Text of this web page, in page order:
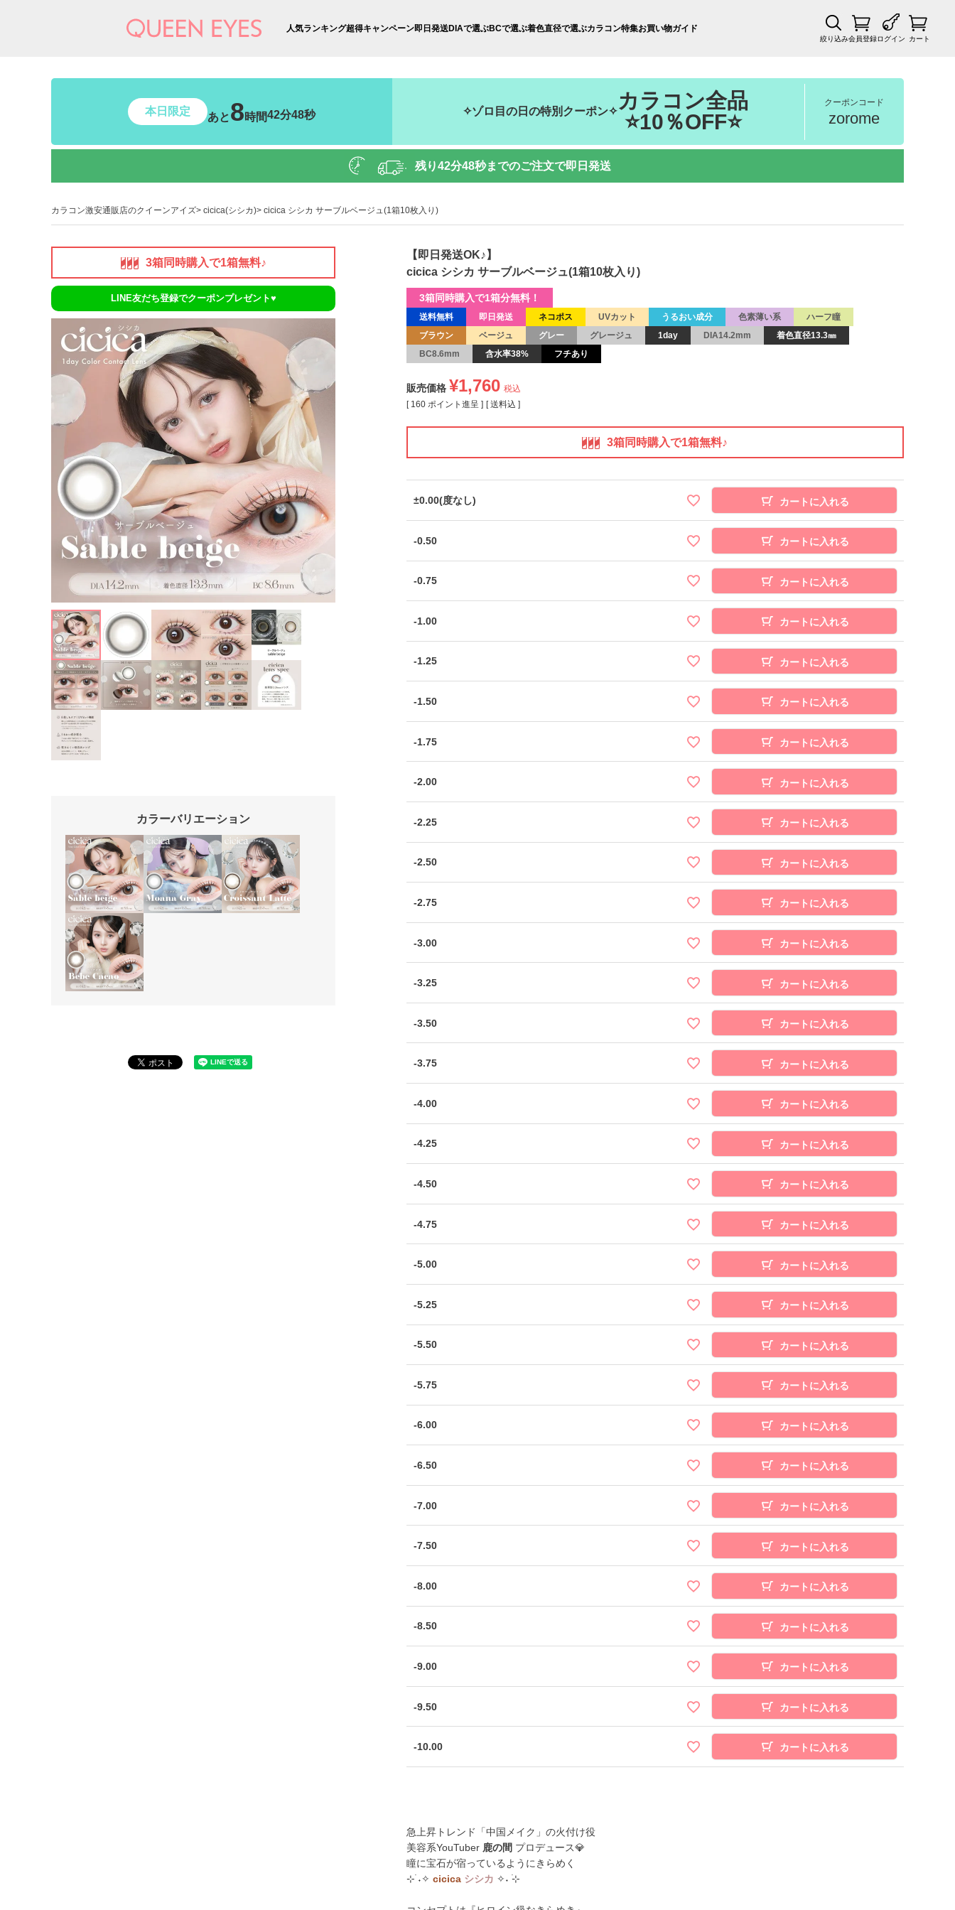
人気ランキング超得キャンペーン即日発送DIAで選ぶBCで選ぶ着色直径で選ぶカラコン特集お買い物ガイド
絞り込み会員登録ログイン カート
本日限定 あと8時間42分47秒 ✧ゾロ目の日の特別クーポン✧ カラコン全品
⭐10％OFF⭐
クーポンコード
zorome
残り42分47秒までのご注文で即日発送
カラコン激安通販店のクイーンアイズ cicica(シシカ) cicica シシカ サーブルベージュ(1箱10枚入り)
3箱同時購入で1箱無料♪
LINE友だち登録でクーポンプレゼント♥
カラーバリエーション
【即日発送OK♪】
cicica シシカ サーブルベージュ(1箱10枚入り)
送料無料 即日発送 ネコポス UVカット うるおい成分 色素薄い系
ハーフ瞳
ブラウン
ベージュ グレー グレージュ 1day DIA14.2mm
着色直径13.3㎜
BC8.6mm
含水率38% フチあり
3箱同時購入で1箱分無料！
販売価格 ¥1,760 税込
[ 160 ポイント進呈 ] 送料込
3箱同時購入で1箱無料♪
±0.00(度なし) カートに入れる
-0.50 カートに入れる
-0.75 カートに入れる
-1.00 カートに入れる
-1.25 カートに入れる
-1.50 カートに入れる
-1.75 カートに入れる
-2.00 カートに入れる
-2.25 カートに入れる
-2.50 カートに入れる
-2.75 カートに入れる
-3.00 カートに入れる
-3.25 カートに入れる
-3.50 カートに入れる
-3.75 カートに入れる
-4.00 カートに入れる
-4.25 カートに入れる
-4.50 カートに入れる
-4.75 カートに入れる
-5.00 カートに入れる
-5.25 カートに入れる
-5.50 カートに入れる
-5.75 カートに入れる
-6.00 カートに入れる
-6.50 カートに入れる
-7.00 カートに入れる
-7.50 カートに入れる
-8.00 カートに入れる
-8.50 カートに入れる
-9.00 カートに入れる
-9.50 カートに入れる
-10.00 カートに入れる
急上昇トレンド「中国メイク」の火付け役
美容系YouTuber 鹿の間 プロデュース💎
瞳に宝石が宿っているようにきらめく
⊹࣪ ˖✧ cicica シシカ ✧˖ ࣪⊹